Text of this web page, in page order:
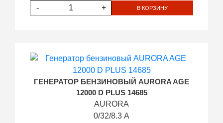
- + В КОРЗИНУ
ГЕНЕРАТОР БЕНЗИНОВЫЙ AURORA AGE
12000 D PLUS 14685
AURORA
0/32/8.3 А